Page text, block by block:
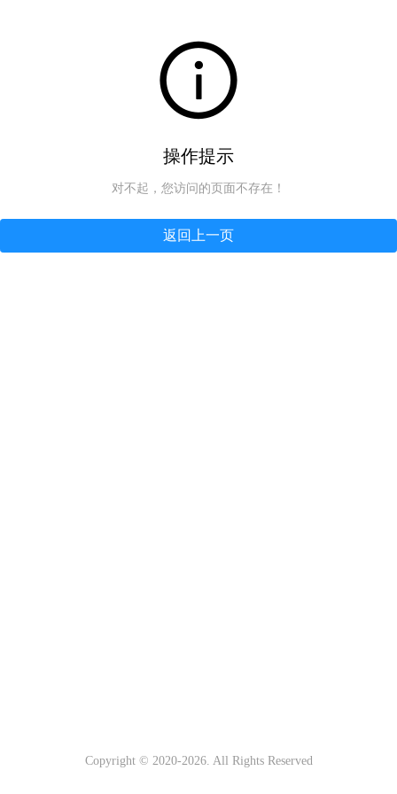
操作提示
对不起，您访问的页面不存在！
返回上一页
Copyright © 2020-2026. All Rights Reserved